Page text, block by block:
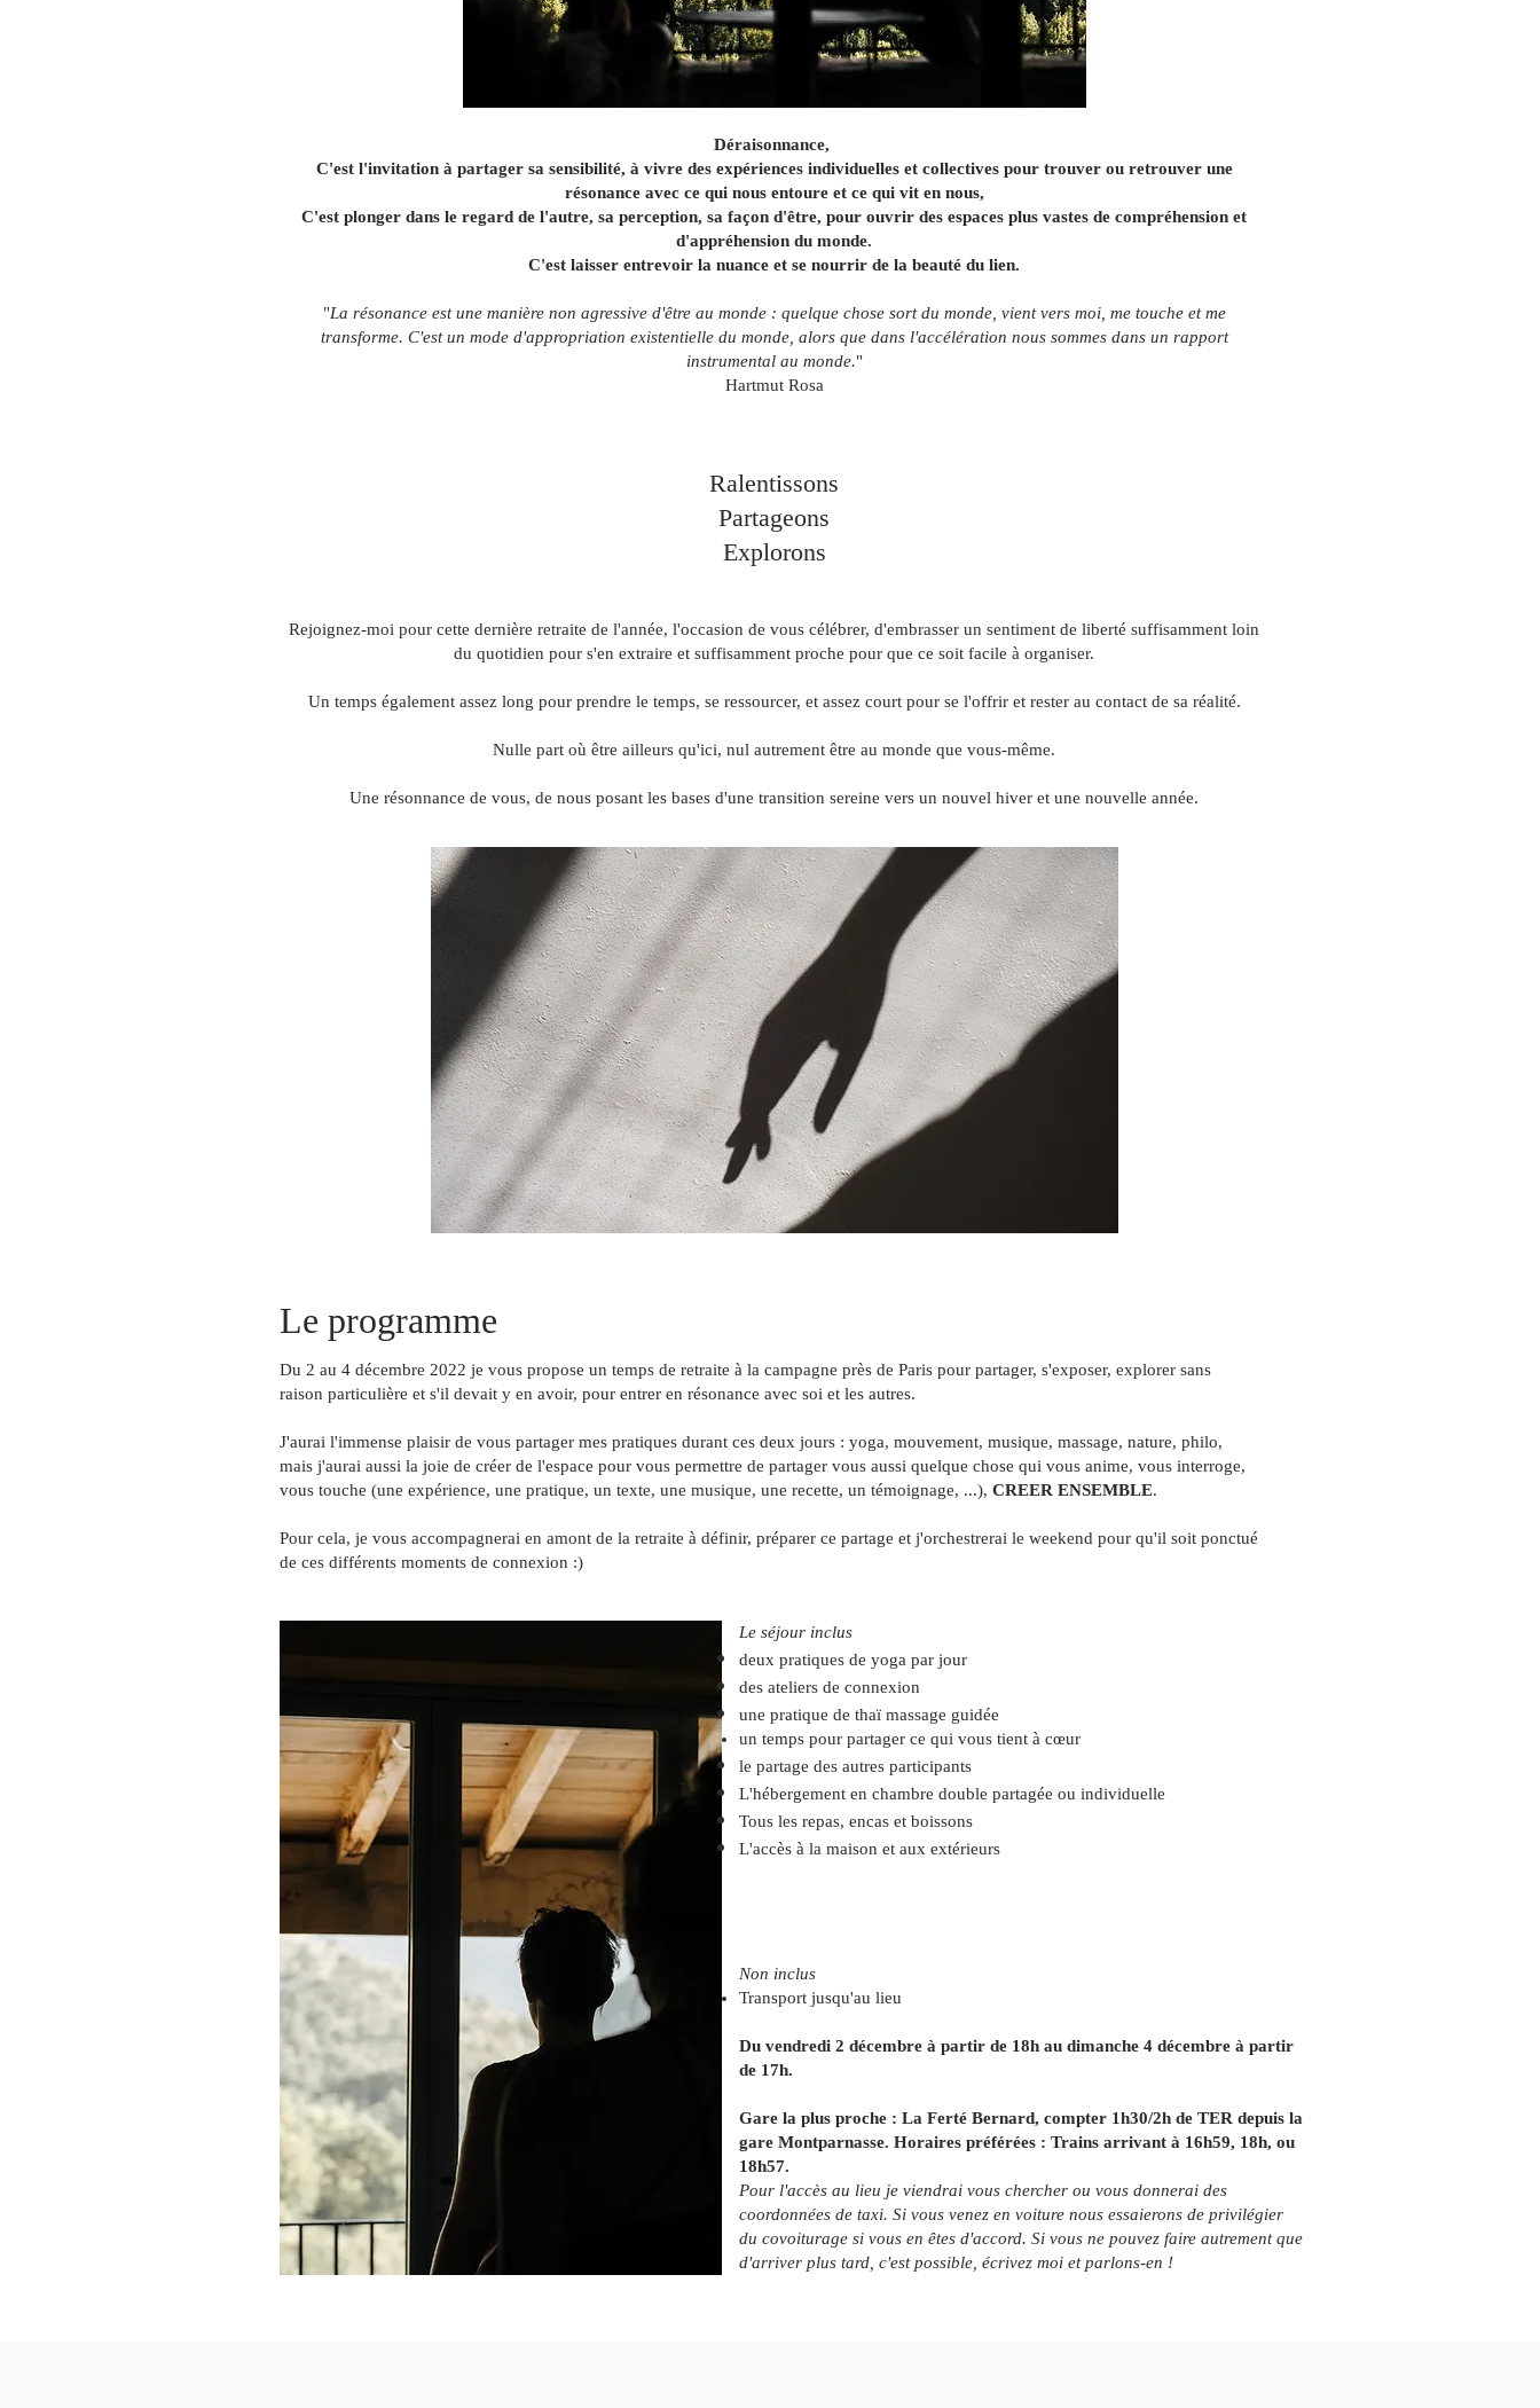
Déraisonnance,
C'est l'invitation à partager sa sensibilité, à vivre des expériences individuelles et collectives pour trouver ou retrouver une
résonance avec ce qui nous entoure et ce qui vit en nous,
C'est plonger dans le regard de l'autre, sa perception, sa façon d'être, pour ouvrir des espaces plus vastes de compréhension et
d'appréhension du monde.
C'est laisser entrevoir la nuance et se nourrir de la beauté du lien.
"La résonance est une manière non agressive d'être au monde : quelque chose sort du monde, vient vers moi, me touche et me
transforme. C'est un mode d'appropriation existentielle du monde, alors que dans l'accélération nous sommes dans un rapport
instrumental au monde."
Hartmut Rosa
Ralentissons
Partageons
Explorons
Rejoignez-moi pour cette dernière retraite de l'année, l'occasion de vous célébrer, d'embrasser un sentiment de liberté suffisamment loin
du quotidien pour s'en extraire et suffisamment proche pour que ce soit facile à organiser.
Un temps également assez long pour prendre le temps, se ressourcer, et assez court pour se l'offrir et rester au contact de sa réalité.
Nulle part où être ailleurs qu'ici, nul autrement être au monde que vous-même.
Une résonnance de vous, de nous posant les bases d'une transition sereine vers un nouvel hiver et une nouvelle année.
Le programme
Du 2 au 4 décembre 2022 je vous propose un temps de retraite à la campagne près de Paris pour partager, s'exposer, explorer sans
raison particulière et s'il devait y en avoir, pour entrer en résonance avec soi et les autres.
J'aurai l'immense plaisir de vous partager mes pratiques durant ces deux jours : yoga, mouvement, musique, massage, nature, philo,
mais j'aurai aussi la joie de créer de l'espace pour vous permettre de partager vous aussi quelque chose qui vous anime, vous interroge,
vous touche (une expérience, une pratique, un texte, une musique, une recette, un témoignage, ...), CREER ENSEMBLE.
Pour cela, je vous accompagnerai en amont de la retraite à définir, préparer ce partage et j'orchestrerai le weekend pour qu'il soit ponctué
de ces différents moments de connexion :)
Le séjour inclus
deux pratiques de yoga par jour
des ateliers de connexion
une pratique de thaï massage guidée
un temps pour partager ce qui vous tient à cœur
le partage des autres participants
L'hébergement en chambre double partagée ou individuelle
Tous les repas, encas et boissons
L'accès à la maison et aux extérieurs
Non inclus
Transport jusqu'au lieu
Du vendredi 2 décembre à partir de 18h au dimanche 4 décembre à partir
de 17h.
Gare la plus proche : La Ferté Bernard, compter 1h30/2h de TER depuis la
gare Montparnasse. Horaires préférées : Trains arrivant à 16h59, 18h, ou
18h57.
Pour l'accès au lieu je viendrai vous chercher ou vous donnerai des
coordonnées de taxi. Si vous venez en voiture nous essaierons de privilégier
du covoiturage si vous en êtes d'accord. Si vous ne pouvez faire autrement que
d'arriver plus tard, c'est possible, écrivez moi et parlons-en !